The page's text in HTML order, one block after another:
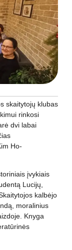
skaitytojų klubas
rinkosi
dvi labai
Ho-
įvykiais
Lucijų,
kalbėjo
moralinius
Knyga